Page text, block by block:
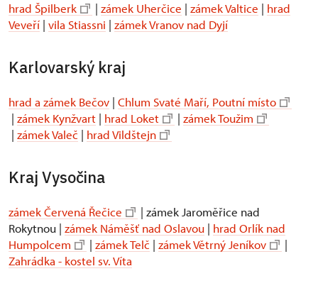
hrad Špilberk | zámek Uherčice | zámek Valtice | hrad
Veveří | vila Stiassni | zámek Vranov nad Dyjí
Karlovarský kraj
hrad a zámek Bečov | Chlum Svaté Maří, Poutní místo
| zámek Kynžvart | hrad Loket | zámek Toužim
| zámek Valeč | hrad Vildštejn
Kraj Vysočina
zámek Červená Řečice
| zámek Jaroměřice nad
Rokytnou | zámek Náměšť nad Oslavou | hrad Orlík nad
Humpolcem
| zámek Telč | zámek Větrný Jeníkov
|
Zahrádka - kostel sv. Víta